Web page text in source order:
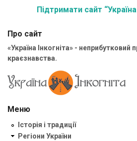
Підтримати сайт “Україна
Про сайт
«Україна Інкогніта» - неприбутковий
краєзнавства.
Меню
Історія і традиції
Регіони України